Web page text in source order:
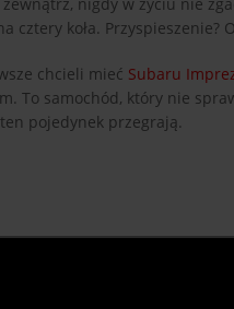
cztery koła.
chcieli mieć Subaru
To samochód, który nie
pojedynek przegrają.